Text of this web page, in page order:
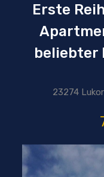
Erste
beliebter
23274